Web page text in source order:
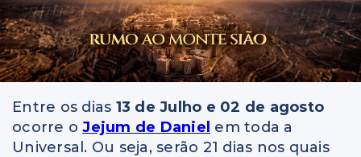
Entre os dias 13 de Julho e 02 de agosto
ocorre oJejum de Daniel em toda a
Universal. Ou seja, serão 21 dias nos quais